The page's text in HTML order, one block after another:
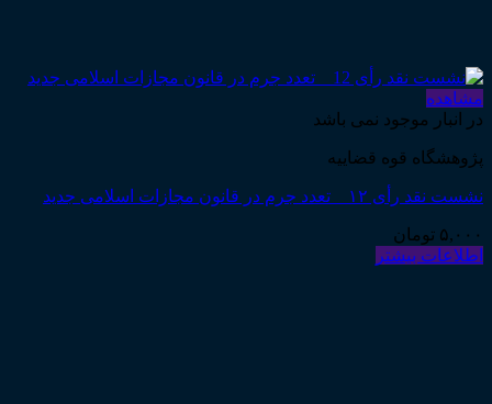
مشاهده
در انبار موجود نمی باشد
پژوهشگاه قوه قضاییه
نشست نقد رأی ۱۲ _ تعدد جرم در قانون مجازات اسلامی جدید
۵,۰۰۰ تومان
اطلاعات بیشتر